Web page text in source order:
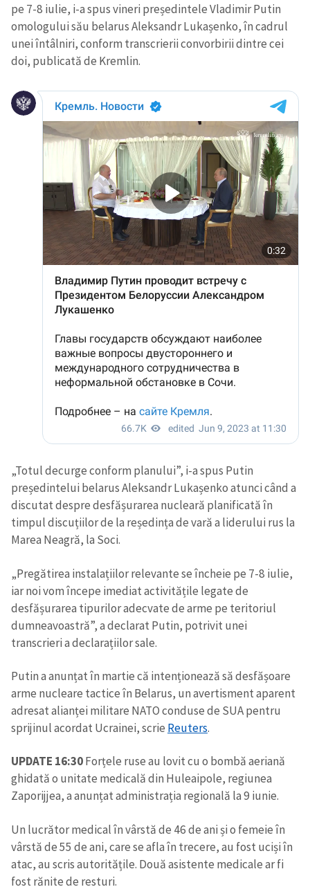
pe 7-8 iulie, i-a spus vineri președintele Vladimir Putin
omologului său belarus Aleksandr Lukașenko, în cadrul
unei întâlniri, conform transcrierii convorbirii dintre cei
doi, publicată de Kremlin.
„Totul decurge conform planului”, i-a spus Putin
președintelui belarus Aleksandr Lukașenko atunci când a
discutat despre desfășurarea nucleară planificată în
timpul discuțiilor de la reședința de vară a liderului rus la
Marea Neagră, la Soci.
„Pregătirea instalațiilor relevante se încheie pe 7-8 iulie,
iar noi vom începe imediat activitățile legate de
desfășurarea tipurilor adecvate de arme pe teritoriul
dumneavoastră”, a declarat Putin, potrivit unei
transcrieri a declarațiilor sale.
Putin a anunțat în martie că intenționează să desfășoare
arme nucleare tactice în Belarus, un avertisment aparent
adresat alianței militare NATO conduse de SUA pentru
sprijinul acordat Ucrainei, scrie Reuters.
UPDATE 16:30Forțele ruse au lovit cu o bombă aeriană
ghidată o unitate medicală din Huleaipole, regiunea
Zaporijjea, a anunțat administrația regională la 9 iunie.
Un lucrător medical în vârstă de 46 de ani și o femeie în
vârstă de 55 de ani, care se afla în trecere, au fost uciși în
atac, au scris autoritățile. Două asistente medicale ar fi
fost rănite de resturi.